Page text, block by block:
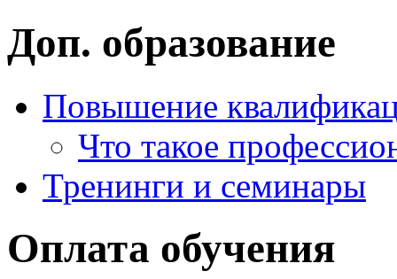
Доп. образование
Повышение
Что такое
Тренинги и семинары
Оплата обучения